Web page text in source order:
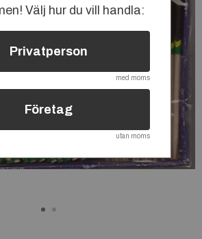
Välj hur du vill handla:
Privatperson
med moms
Företag
utan moms